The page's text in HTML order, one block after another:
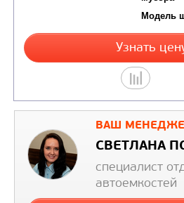
ВАШ
СВЕТЛАНА
специалист
автоемкостей